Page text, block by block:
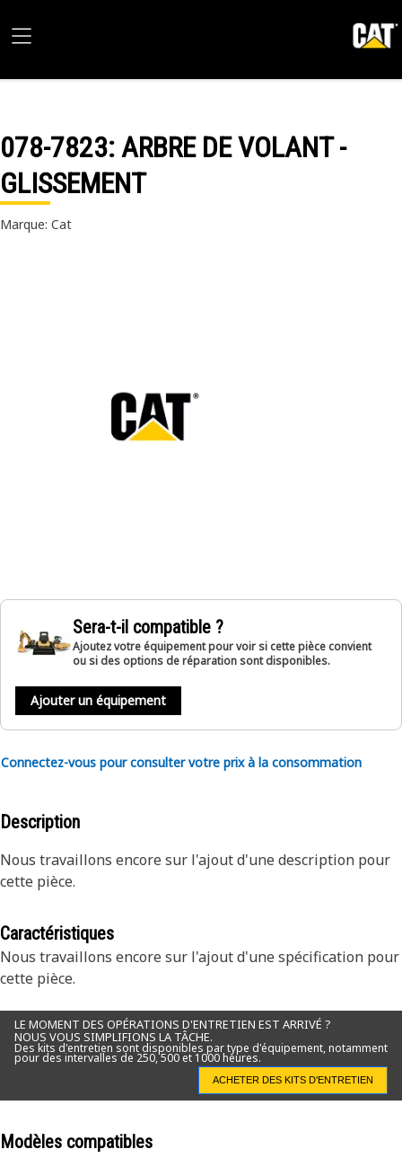
078-7823: ARBRE DE VOLANT -
GLISSEMENT
Marque: Cat
Sera-t-il compatible ?
Ajoutez votre équipement pour voir si cette pièce convient
ou si des options de réparation sont disponibles.
Ajouter un équipement
Connectez-vous pour consulter votre prix à la consommation
Description
Nous travaillons encore sur l'ajout d'une description pour
cette pièce.
Caractéristiques
Nous travaillons encore sur l'ajout d'une spécification pour
cette pièce.
LE MOMENT DES OPÉRATIONS D'ENTRETIEN EST ARRIVÉ ?
NOUS VOUS SIMPLIFIONS LA TÂCHE.
Des kits d'entretien sont disponibles par type d'équipement, notamment
pour des intervalles de 250, 500 et 1000 heures.
ACHETER DES KITS D'ENTRETIEN
Modèles compatibles